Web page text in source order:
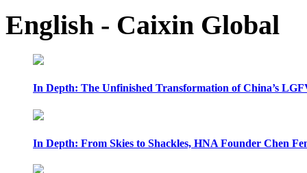
English - Caixin Global
In Depth: The Unfinished Transformation of China’s
In Depth: From Skies to Shackles, HNA Founder Chen